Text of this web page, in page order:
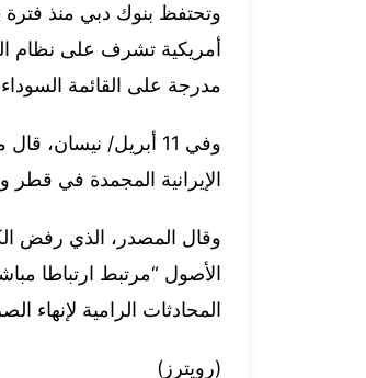
وتحتفظ بنوك دبي منذ فترة
أمريكية تشرف على نظام
مدرجة على القائمة
وفي 11 أبريل/
الإيرانية المجمدة في
وقال المصدر، الذي رفض
الأصول “مرتبط ارتباطا
المحادثات الرامية لإنهاء
(رويترز)